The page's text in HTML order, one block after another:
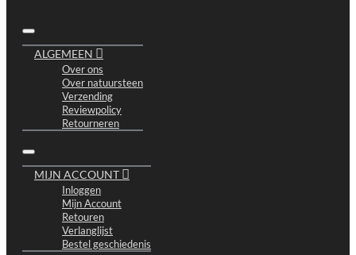
ALGEMEEN
Over ons
Over natuursteen
Verzending
Reviewpolicy
Retourneren
MIJN ACCOUNT
Inloggen
Mijn Account
Retouren
Verlanglijst
Bestel geschiedenis